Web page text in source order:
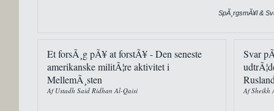
SpÃ¸rgsmÃ¥l &
Et forsÃ¸g pÃ¥ at forstÃ¥ - Den seneste
amerikanske militÃ¦re aktivitet i
MellemÃ¸sten
Af Ustadh Said Ridhan Al-Qaisi
Svar
Af Sheikh